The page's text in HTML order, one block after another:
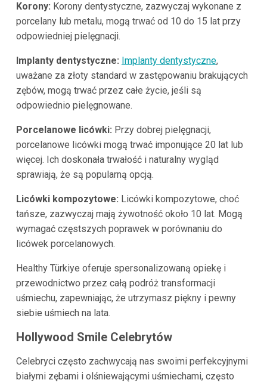
Korony: Korony dentystyczne, zazwyczaj wykonane z
porcelany lub metalu, mogą trwać od 10 do 15 lat przy
odpowiedniej pielęgnacji.
Implanty dentystyczne: Implanty dentystyczne,
uważane za złoty standard w zastępowaniu brakujących
zębów, mogą trwać przez całe życie, jeśli są
odpowiednio pielęgnowane.
Porcelanowe licówki: Przy dobrej pielęgnacji,
porcelanowe licówki mogą trwać imponujące 20 lat lub
więcej. Ich doskonała trwałość i naturalny wygląd
sprawiają, że są popularną opcją.
Licówki kompozytowe: Licówki kompozytowe, choć
tańsze, zazwyczaj mają żywotność około 10 lat. Mogą
wymagać częstszych poprawek w porównaniu do
licówek porcelanowych.
Healthy Türkiye oferuje spersonalizowaną opiekę i
przewodnictwo przez całą podróż transformacji
uśmiechu, zapewniając, że utrzymasz piękny i pewny
siebie uśmiech na lata.
Hollywood Smile Celebrytów
Celebryci często zachwycają nas swoimi perfekcyjnymi
białymi zębami i olśniewającymi uśmiechami, często